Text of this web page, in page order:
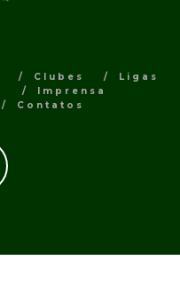
Clubes
Ligas
Imprensa
Contatos